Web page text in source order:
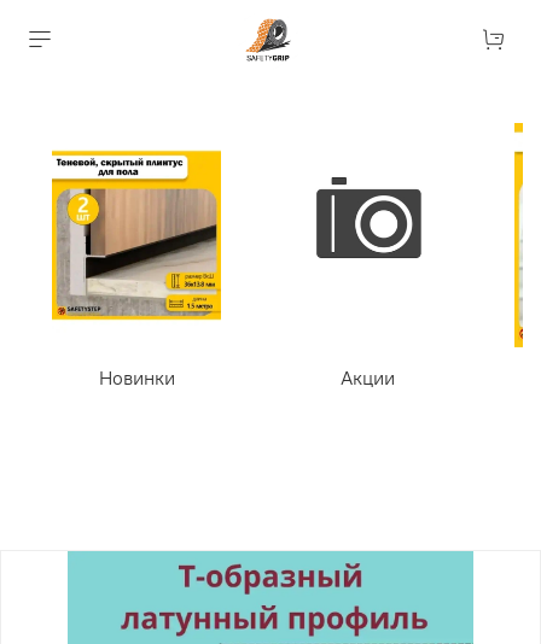
Новинки Акции